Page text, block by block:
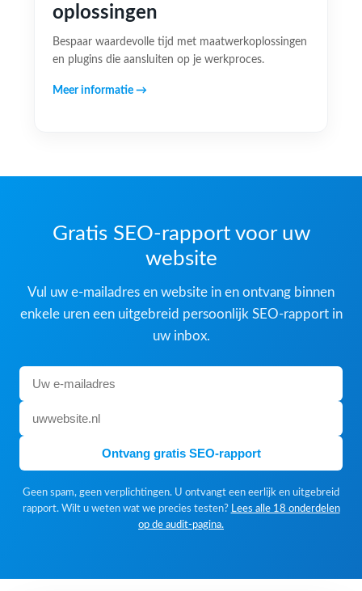
oplossingen
Bespaar waardevolle tijd met maatwerkoplossingen
en plugins die aansluiten op je werkproces.
Meer informatie →
Gratis SEO-rapport voor uw
website
Vul uw e-mailadres en website in en ontvang binnen
enkele uren een uitgebreid persoonlijk SEO-rapport in
uw inbox.
Ontvang gratis SEO-rapport
Geen spam, geen verplichtingen. U ontvangt een eerlijk en uitgebreid
rapport. Wilt u weten wat we precies testen? Lees alle 18 onderdelen
op de audit-pagina.